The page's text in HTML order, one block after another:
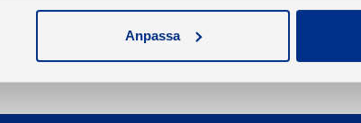
Anpassa